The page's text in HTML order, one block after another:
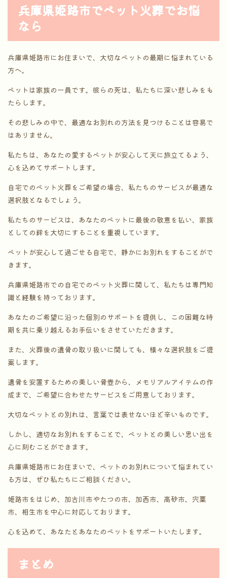
兵庫県姫路市でペット火葬でお悩
なら
兵庫県姫路市にお住まいで、大切なペットの最期に悩まれている
方へ。
ペットは家族の一員です。彼らの死は、私たちに深い悲しみをも
たらします。
その悲しみの中で、最適なお別れの方法を見つけることは容易で
はありません。
私たちは、あなたの愛するペットが安心して天に旅立てるよう、
心を込めてサポートします。
自宅でのペット火葬をご希望の場合、私たちのサービスが最適な
選択肢となるでしょう。
私たちのサービスは、あなたのペットに最後の敬意を払い、家族
としての絆を大切にすることを重視しています。
ペットが安心して過ごせる自宅で、静かにお別れをすることがで
きます。
兵庫県姫路市での自宅でのペット火葬に関して、私たちは専門知
識と経験を持っております。
あなたのご希望に沿った個別のサポートを提供し、この困難な時
期を共に乗り越えるお手伝いをさせていただきます。
また、火葬後の遺骨の取り扱いに関しても、様々な選択肢をご提
案します。
遺骨を安置するための美しい骨壺から、メモリアルアイテムの作
成まで、ご希望に合わせたサービスをご用意しております。
大切なペットとの別れは、言葉では表せないほど辛いものです。
しかし、適切なお別れをすることで、ペットとの美しい思い出を
心に刻むことができます。
兵庫県姫路市にお住まいで、ペットのお別れについて悩まれてい
る方は、ぜひ私たちにご相談ください。
姫路市をはじめ、加古川市やたつの市、加西市、高砂市、宍粟
市、相生市を中心に対応しております。
心を込めて、あなたとあなたのペットをサポートいたします。
まとめ